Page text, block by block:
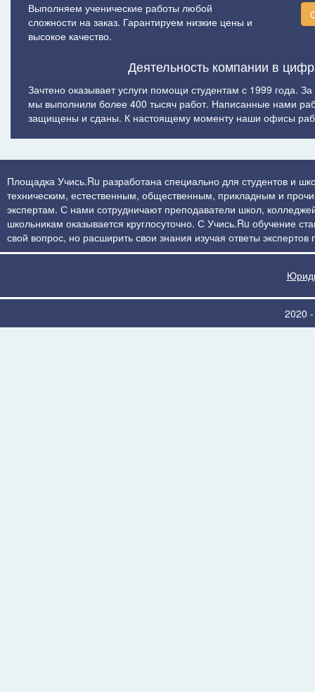
Выполняем ученические работы любой
сложности на заказ. Гарантируем низкие цены и
высокое качество.
Деятельность компании в
Зачтено оказывает услуги помощи студентам с 1999 года.
мы выполнили более 400 тысяч работ. Написанные нами
защищены и сданы. К настоящему моменту наши офисы
Площадка Учись.Ru разработана специально для студентов и
техническим, естественным, общественным, прикладным и
экспертам. С нами сотрудничают преподаватели школ,
школьникам оказывается круглосуточно. С Учись.Ru обучение
свой вопрос, но расширить свои знания изучая ответы
2020